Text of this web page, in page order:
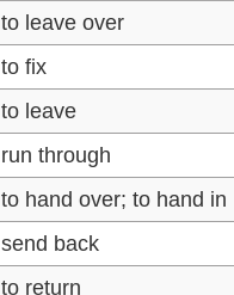
to leave over
to fix
to leave
run through
to hand over; to hand in
send back
to return